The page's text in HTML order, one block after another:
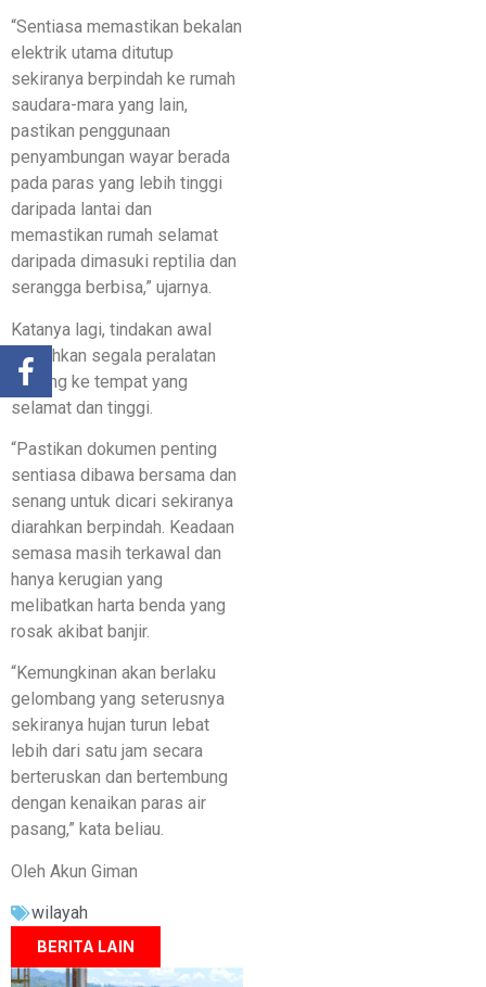
“Sentiasa memastikan bekalan
elektrik utama ditutup
sekiranya berpindah ke rumah
saudara-mara yang lain,
pastikan penggunaan
penyambungan wayar berada
pada paras yang lebih tinggi
daripada lantai dan
memastikan rumah selamat
daripada dimasuki reptilia dan
serangga berbisa,” ujarnya.
Katanya lagi, tindakan awal
pindahkan segala peralatan
penting ke tempat yang
selamat dan tinggi.
“Pastikan dokumen penting
sentiasa dibawa bersama dan
senang untuk dicari sekiranya
diarahkan berpindah. Keadaan
semasa masih terkawal dan
hanya kerugian yang
melibatkan harta benda yang
rosak akibat banjir.
“Kemungkinan akan berlaku
gelombang yang seterusnya
sekiranya hujan turun lebat
lebih dari satu jam secara
berteruskan dan bertembung
dengan kenaikan paras air
pasang,” kata beliau.
Oleh Akun Giman
wilayah
BERITA LAIN